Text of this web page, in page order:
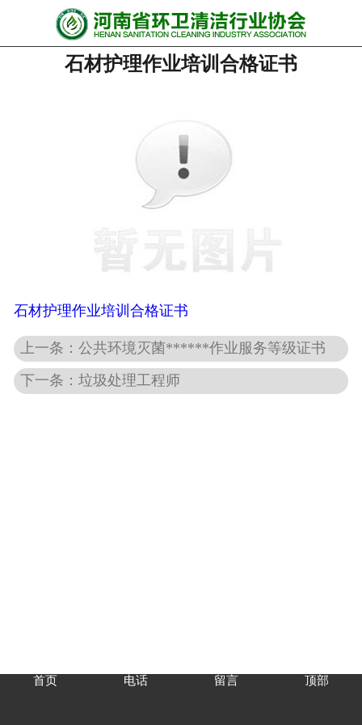
网站首页
协会动态
党政要闻
联系我们
石材护理作业培训合格证书
石材护理作业培训合格证书
上一条：公共环境灭菌******作业服务等级证书
下一条：垃圾处理工程师
首页 电话 留言 顶部